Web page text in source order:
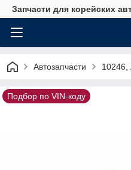
Запчасти для корейских
Автозапчасти 10246,
Подбор по VIN-коду